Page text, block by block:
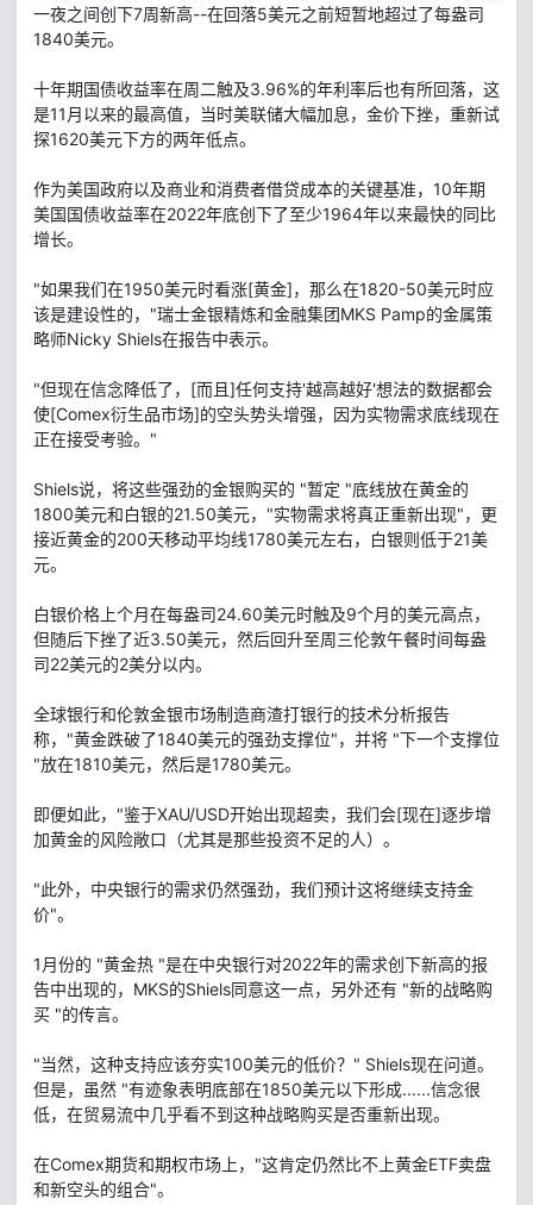
一夜之间创下7周新高--在回落5美元之前短暂地超过了每盎司
1840美元。
十年期国债收益率在周二触及3.96%的年利率后也有所回落，这
是11月以来的最高值，当时美联储大幅加息，金价下挫，重新试
探1620美元下方的两年低点。
作为美国政府以及商业和消费者借贷成本的关键基准，10年期
美国国债收益率在2022年底创下了至少1964年以来最快的同比
增长。
"如果我们在1950美元时看涨[黄金]，那么在1820-50美元时应
该是建设性的，"瑞士金银精炼和金融集团MKS Pamp的金属策
略师Nicky Shiels在报告中表示。
"但现在信念降低了，[而且]任何支持'越高越好'想法的数据都会
使[Comex衍生品市场]的空头势头增强，因为实物需求底线现在
正在接受考验。"
Shiels说，将这些强劲的金银购买的 "暂定 "底线放在黄金的
1800美元和白银的21.50美元，"实物需求将真正重新出现"，更
接近黄金的200天移动平均线1780美元左右，白银则低于21美
元。
白银价格上个月在每盎司24.60美元时触及9个月的美元高点，
但随后下挫了近3.50美元，然后回升至周三伦敦午餐时间每盎
司22美元的2美分以内。
全球银行和伦敦金银市场制造商渣打银行的技术分析报告
称，"黄金跌破了1840美元的强劲支撑位"，并将 "下一个支撑位
"放在1810美元，然后是1780美元。
即便如此，"鉴于XAU/USD开始出现超卖，我们会[现在]逐步增
加黄金的风险敞口（尤其是那些投资不足的人）。
"此外，中央银行的需求仍然强劲，我们预计这将继续支持金
价"。
1月份的 "黄金热 "是在中央银行对2022年的需求创下新高的报
告中出现的，MKS的Shiels同意这一点，另外还有 "新的战略购
买 "的传言。
"当然，这种支持应该夯实100美元的低价？" Shiels现在问道。
但是，虽然 "有迹象表明底部在1850美元以下形成......信念很
低，在贸易流中几乎看不到这种战略购买是否重新出现。
在Comex期货和期权市场上，"这肯定仍然比不上黄金ETF卖盘
和新空头的组合"。